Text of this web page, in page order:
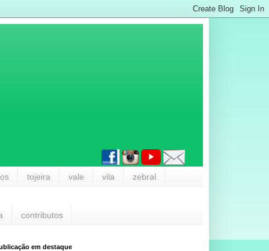
tojeira vale vila zebral
contributos
em destaque